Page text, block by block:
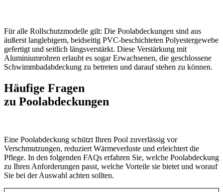
Für alle Rollschutzmodelle gilt: Die Poolabdeckungen sind aus
äußerst langlebigem, beidseitig PVC-beschichteten Polyestergewebe
gefertigt und seitlich längsverstärkt. Diese Verstärkung mit
Aluminiumrohren erlaubt es sogar Erwachsenen, die geschlossene
Schwimmbadabdeckung zu betreten und darauf stehen zu können.
Häufige Fragen
zu Poolabdeckungen
Eine Poolabdeckung schützt Ihren Pool zuverlässig vor
Verschmutzungen, reduziert Wärmeverluste und erleichtert die
Pflege. In den folgenden FAQs erfahren Sie, welche Poolabdeckung
zu Ihren Anforderungen passt, welche Vorteile sie bietet und worauf
Sie bei der Auswahl achten sollten.